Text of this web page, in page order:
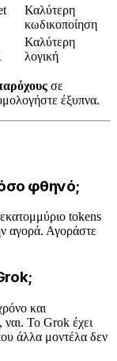
Καλύτερη
κωδικοποίηση
Καλύτερη
λογική
σε
έξυπνα.
φθηνό;
tokens
αγορά. Αγοράστε
και
Το Grok έχει
άλλα μοντέλα δεν